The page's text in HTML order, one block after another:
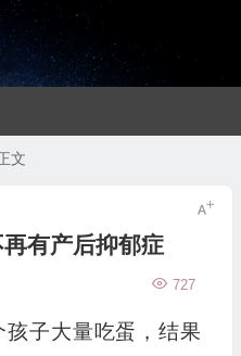
文
有产后抑郁症
727
子大量吃蛋，结果